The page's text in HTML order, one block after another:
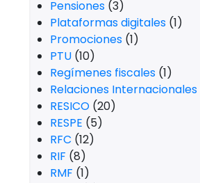
Pensiones (3)
Plataformas digitales (1)
Promociones (1)
PTU (10)
Regímenes fiscales (1)
Relaciones Internacionales
RESICO (20)
RESPE (5)
RFC (12)
RIF (8)
RMF (1)